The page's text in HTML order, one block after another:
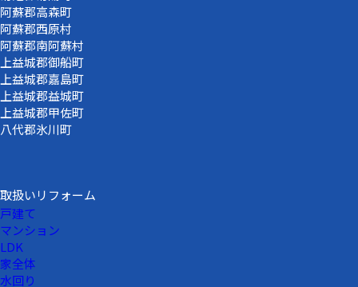
阿蘇郡高森町
阿蘇郡西原村
阿蘇郡南阿蘇村
上益城郡御船町
上益城郡嘉島町
上益城郡益城町
上益城郡甲佐町
八代郡氷川町
取扱いリフォーム
戸建て
マンション
LDK
家全体
水回り